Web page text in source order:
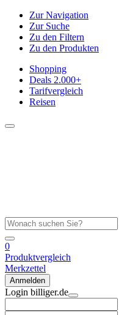
Zur Navigation
Zur Suche
Zu den Filtern
Zu den Produkten
Shopping
Deals 2.000+
Tarifvergleich
Reisen
0
Produktvergleich
Merkzettel
Anmelden
Login billiger.de